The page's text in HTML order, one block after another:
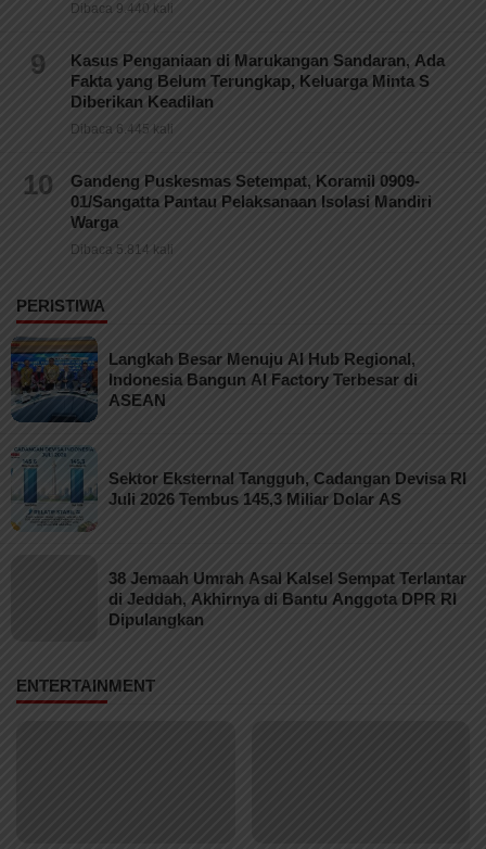
Dibaca 9.440 kali
9
Kasus Penganiaan di Marukangan Sandaran, Ada
Fakta yang Belum Terungkap, Keluarga Minta S
Diberikan Keadilan
Dibaca 6.445 kali
10
Gandeng Puskesmas Setempat, Koramil 0909-
01/Sangatta Pantau Pelaksanaan Isolasi Mandiri
Warga
Dibaca 5.814 kali
PERISTIWA
Langkah Besar Menuju AI Hub Regional,
Indonesia Bangun AI Factory Terbesar di
ASEAN
Sektor Eksternal Tangguh, Cadangan Devisa RI
Juli 2026 Tembus 145,3 Miliar Dolar AS
38 Jemaah Umrah Asal Kalsel Sempat Terlantar
di Jeddah, Akhirnya di Bantu Anggota DPR RI
Dipulangkan
ENTERTAINMENT